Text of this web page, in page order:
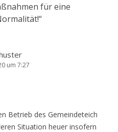
für eine
“
um 7:27
Betrieb des Gemeindeteich
Situation heuer insofern